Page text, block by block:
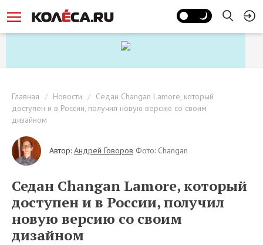
Главная Новости
Седан Changan Lamore, который
доступен и в России, получил новую версию со своим
дизайном
Автор: Андрей Говоров Фото: Changan
Седан Changan Lamore, который
доступен и в России, получил
новую версию со своим
дизайном